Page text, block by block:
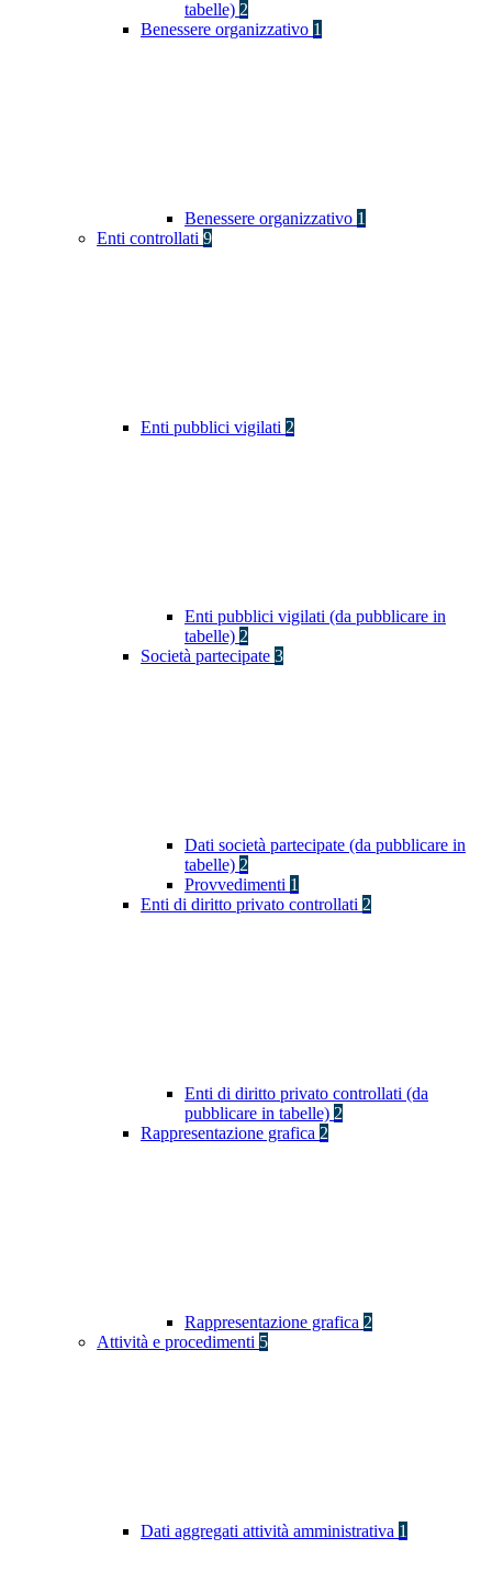
tabelle) 2
Benessere organizzativo 1
Benessere organizzativo 1
Enti controllati 9
Enti pubblici vigilati 2
Enti pubblici vigilati (da pubblicare in
tabelle) 2
Società partecipate 3
Dati società partecipate (da pubblicare in
tabelle) 2
Provvedimenti 1
Enti di diritto privato controllati 2
Enti di diritto privato controllati (da
pubblicare in tabelle) 2
Rappresentazione grafica 2
Rappresentazione grafica 2
Attività e procedimenti 5
Dati aggregati attività amministrativa 1